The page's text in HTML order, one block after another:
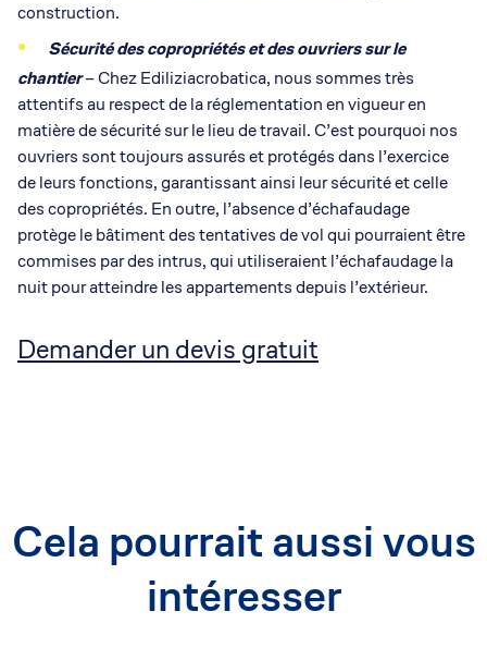
construction.
Sécurité des copropriétés et des ouvriers sur le
chantier– Chez Ediliziacrobatica, nous sommes très
attentifs au respect de la réglementation en vigueur en
matière de sécurité sur le lieu de travail. C’est pourquoi nos
ouvriers sont toujours assurés et protégés dans l’exercice
de leurs fonctions, garantissant ainsi leur sécurité et celle
des copropriétés. En outre, l’absence d’échafaudage
protège le bâtiment des tentatives de vol qui pourraient être
commises par des intrus, qui utiliseraient l’échafaudage la
nuit pour atteindre les appartements depuis l’extérieur.
Demander un devis gratuit
Cela pourrait aussi vous
intéresser